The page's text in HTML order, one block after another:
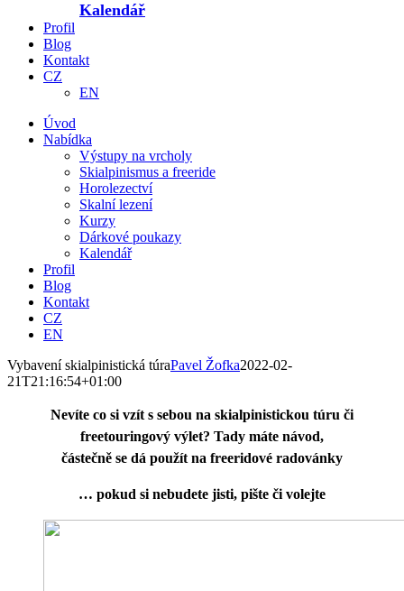
Kalendář
Profil
Blog
Kontakt
CZ
EN
Úvod
Nabídka
Výstupy na vrcholy
Skialpinismus a freeride
Horolezectví
Skalní lezení
Kurzy
Dárkové poukazy
Kalendář
Profil
Blog
Kontakt
CZ
EN
Vybavení skialpinistická túraPavel Žofka2022-02-
21T21:16:54+01:00
Nevíte co si vzít s sebou na skialpinistickou túru či
freetouringový výlet? Tady máte návod,
částečně se dá použít na freeridové radovánky
… pokud si nebudete jisti, pište či volejte